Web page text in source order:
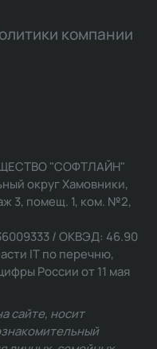
компании
"СОФТЛАЙН"
округ Хамовники,
3, помещ. 1, ком. №2,
/ ОКВЭД: 46.90
IT по перечню,
России от 11 мая
сайте, носит